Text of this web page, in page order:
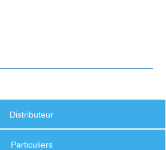
Distributeur
Particuliers